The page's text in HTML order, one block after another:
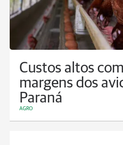
Custos altos
margens dos
Paraná
AGRO